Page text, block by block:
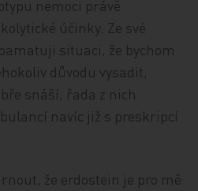
nemoci právě
účinky. Ze své
situaci, že bychom
důvodu vysadit,
snáší, řada z nich
navíc již s preskripcí
že erdostein je pro mě